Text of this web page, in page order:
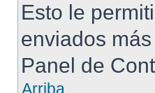
Esto le
enviados
Panel de
Arriba